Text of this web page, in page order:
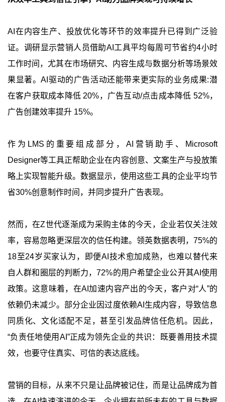
AI在内容生产、投放优化等环节的效率提升已得到广泛验
证。调研显示营销人员借助AI工具平均每周可节省约4小时
工作时间，尤其在市场研究、内容生成与数据分析等场景效
果显著。AI驱动的广告活动还能带来更实际的业务成果:潜
在客户获取成本降低 20%，广告互动/点击成本降低 52%，
广告创建效率提升 15%。
作为LMS的重要组成部分，AI营销助手、Microsoft
Designer等工具正帮助企业在内容创意、文案生产与投放策
略上实现智能升级。数据显示，使用这些工具的企业平均节
省30%创意制作时间，并同步提升广告表现。
然而，在Z世代逐渐成为采购主体的今天，企业若仅关注效
率，容易忽略更深层次的信任构建。领英数据表明，75%的
18至24岁买家认为，即便AI技术愈加成熟，也难以替代来
自人群和圈层的判断力，72%的用户希望企业公开其AI使用
政策。这意味着，在AI加速内容产出的今天，客户对“人”的
依赖仍未减少。部分企业因过度依赖AI生成内容，导致信息
同质化、文化适配不足，甚至引发品牌信任危机。因此，
“负责任地使用AI”正成为领先企业的共识：既要善用技术提
效，也要守住真实、可信的表达底线。
营销的目标，从来不只是让品牌被记住，而是让品牌成为首